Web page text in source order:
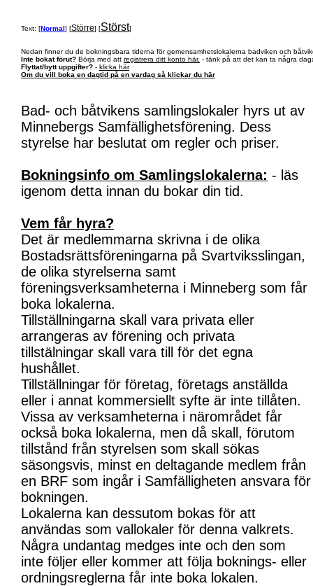
Text: [Normal] [Större] [Störst]
Nedan finner du de bokningsbara tiderna för gemensamhetslokalerna badviken och
Inte bokat förut? Börja med att registrera ditt konto här. - tänk på att det kan ta några
Flyttat/bytt uppgifter? - klicka här
Om du vill boka en dagtid på en vardag så klickar du här
Bad- och båtvikens samlingslokaler hyrs ut av
Minnebergs Samfällighetsförening. Dess
styrelse har beslutat om regler och priser.
Bokningsinfo om Samlingslokalerna: - läs
igenom detta innan du bokar din tid.
Vem får hyra?
Det är medlemmarna skrivna i de olika
Bostadsrättsföreningarna på Svartviksslingan,
de olika styrelserna samt
föreningsverksamheterna i Minneberg som får
boka lokalerna.
Tillställningarna skall vara privata eller
arrangeras av förening och privata
tillstälningar skall vara till för det egna
hushållet.
Tillställningar för företag, företags anställda
eller i annat kommersiellt syfte är inte tillåten.
Vissa av verksamheterna i närområdet får
också boka lokalerna, men då skall, förutom
tillstånd från styrelsen som skall sökas
säsongsvis, minst en deltagande medlem från
en BRF som ingår i Samfälligheten ansvara för
bokningen.
Lokalerna kan dessutom bokas för att
användas som vallokaler för denna valkrets.
Några undantag medges inte och den som
inte följer eller kommer att följa boknings- eller
ordningsreglerna får inte boka lokalen.